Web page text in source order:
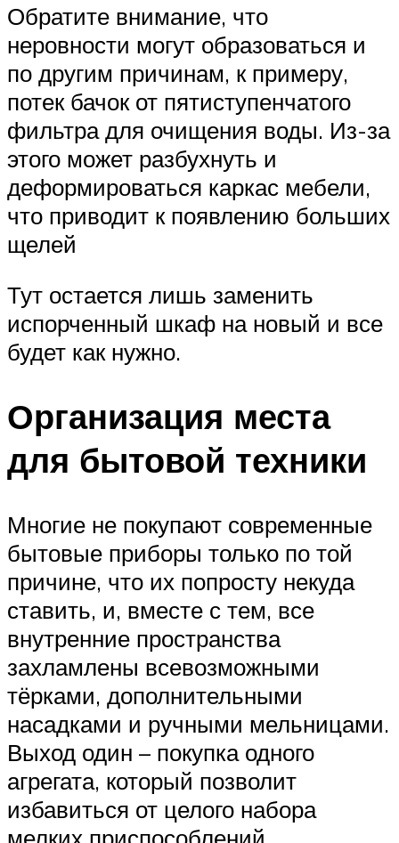
Обратите внимание, что
неровности могут образоваться и
по другим причинам, к примеру,
потек бачок от пятиступенчатого
фильтра для очищения воды. Из-за
этого может разбухнуть и
деформироваться каркас мебели,
что приводит к появлению больших
щелей
Тут остается лишь заменить
испорченный шкаф на новый и все
будет как нужно.
Организация места
для бытовой техники
Многие не покупают современные
бытовые приборы только по той
причине, что их попросту некуда
ставить, и, вместе с тем, все
внутренние пространства
захламлены всевозможными
тёрками, дополнительными
насадками и ручными мельницами.
Выход один – покупка одного
агрегата, который позволит
избавиться от целого набора